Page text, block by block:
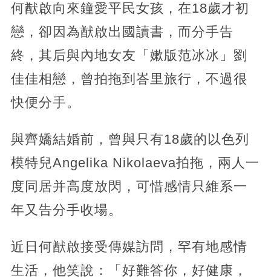
何猷啟向來鐘愛平民女孩，在18歲才初
戀，卻因為猷啟出國讀書，而分手告
終，其后與內地女友「嫰版范冰冰」劉
佳佳相戀，曾拍拖到峇里旅行，不過很
快便分手。
與齊嬌結婚前，曾與只有18歲的以色列
模特兒Angelika Nikolaeva拍拖，兩人一
度同居并高度放閃，可惜感情只維系一
年又告分手收場。
近日何猷啟接受傳媒訪問，罕有地感情
生活，他笑說：「好難答你，好健康，